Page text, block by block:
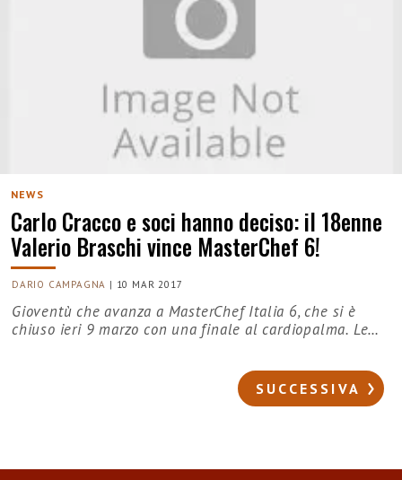
NEWS
Carlo Cracco e soci hanno deciso: il 18enne
Valerio Braschi vince MasterChef 6!
DARIO CAMPAGNA | 10 MAR 2017
Gioventù che avanza a MasterChef Italia 6, che si è
chiuso ieri 9 marzo con una finale al cardiopalma. Le…
SUCCESSIVA